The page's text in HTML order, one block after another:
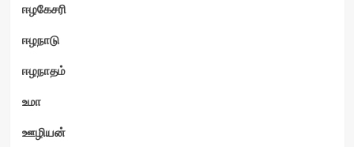
ஈழகேசரி
ஈழநாடு
ஈழநாதம்
உமா
ஊழியன்